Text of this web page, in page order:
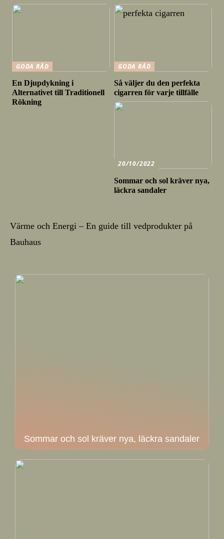
GODA RÅD
En Djupdykning i
Alternativet till Traditionell
Rökning
GODA RÅD
Så väljer du den perfekta
cigarren för varje tillfälle
20/10/2022
Sommar och sol kräver nya,
läckra sandaler
Värme och Energi – En guide till vedprodukter på
Bauhaus
Sommar och sol kräver nya, läckra sandaler